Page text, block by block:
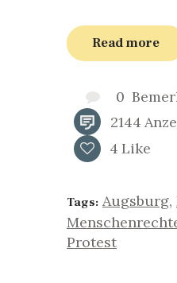
Read more
0
2144
4 Like
Tags: Augsburg,
Protest